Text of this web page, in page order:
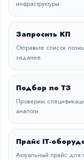
инфраструктуры.
Запросить КП
Отправьте список
задание.
Подбор по ТЗ
Проверим
аналоги.
Прайс IT-
Актуальный прайс для